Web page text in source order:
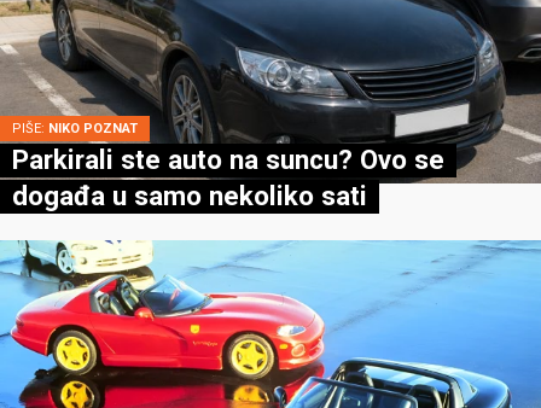
PIŠE: NIKO POZNAT
Parkirali ste auto na suncu? Ovo se
događa u samo nekoliko sati